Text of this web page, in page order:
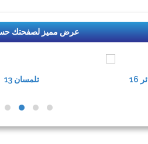
عرض مميز لصفحتك
13 تلمسان